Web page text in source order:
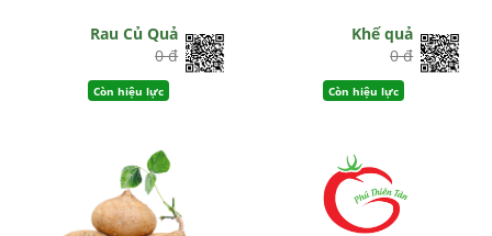
Rau Củ Quả
0 đ
Còn hiệu lực
Khế quả
0 đ
Còn hiệu lực